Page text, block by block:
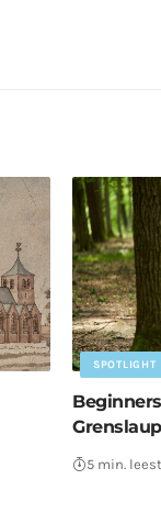
SPOTLIGHT
5 min.